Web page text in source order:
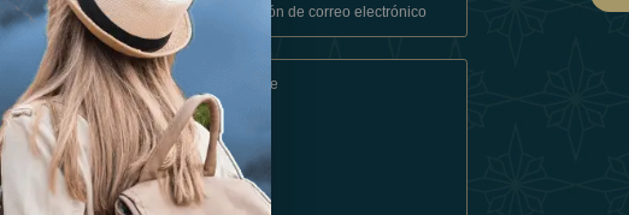
Términos Y Condiciones
Conviértase En Socio
Our Team